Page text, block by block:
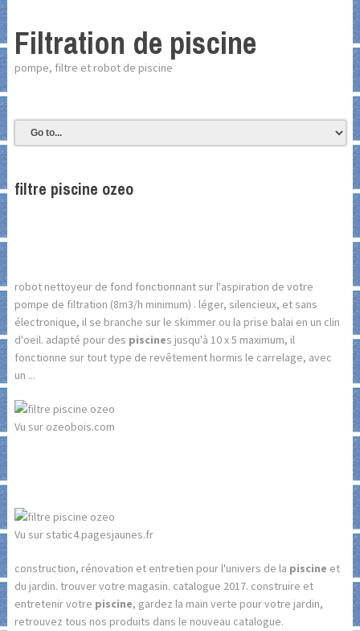
Filtration de piscine
pompe, filtre et robot de piscine
filtre piscine ozeo
robot nettoyeur de fond fonctionnant sur l'aspiration de votre
pompe de filtration (8m3/h minimum) . léger, silencieux, et sans
électronique, il se branche sur le skimmer ou la prise balai en un clin
d'oeil. adapté pour des piscines jusqu'à 10 x 5 maximum, il
fonctionne sur tout type de revêtement hormis le carrelage, avec
un ...
Vu sur ozeobois.com
Vu sur static4.pagesjaunes.fr
construction, rénovation et entretien pour l'univers de la piscine et
du jardin. trouver votre magasin. catalogue 2017. construire et
entretenir votre piscine, gardez la main verte pour votre jardin,
retrouvez tous nos produits dans le nouveau catalogue.